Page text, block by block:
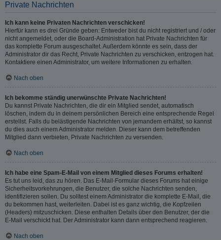
Private Nachrichten
Ich kann keine Privaten Nachrichten verschicken!
Hierfür kann es drei Gründe geben: Entweder bist du nicht registriert und / oder
nicht angemeldet, oder die Board-Administration hat Private Nachrichten für
das komplette Forum ausgeschaltet. Außerdem könnte es sein, dass der
Administrator dir das Recht, Private Nachrichten zu verschicken, entzogen hat.
Kontaktiere einen Administrator, um weitere Informationen zu erhalten.
Nach oben
Ich bekomme ständig unerwünschte Private Nachrichten!
Du kannst Private Nachrichten, die dir ein Mitglied sendet, automatisch
löschen, indem du in deinem persönlichen Bereich eine entsprechende Regel
erstellst. Falls du belästigende Nachrichten von jemandem erhältst, so kannst
du dies auch einem Administrator melden. Dieser kann dem betreffenden
Mitglied dann verbieten, Private Nachrichten zu versenden.
Nach oben
Ich habe eine Spam-E-Mail von einem Mitglied dieses Forums erhalten!
Es tut uns leid, das zu hören. Das E-Mail-Formular dieses Forums hat einige
Sicherheitsvorkehrungen, die Benutzer, die solche Nachrichten senden,
identifizieren sollen. Du solltest einem Administrator die komplette E-Mail, die
du bekommen hast, weiterleiten. Dabei ist es ganz wichtig, die Kopfzeilen
(Headers) mitzuschicken. Diese enthalten Details über den Benutzer, der die
E-Mail verschickt hat. Der Administrator kann dann entsprechend reagieren.
Nach oben